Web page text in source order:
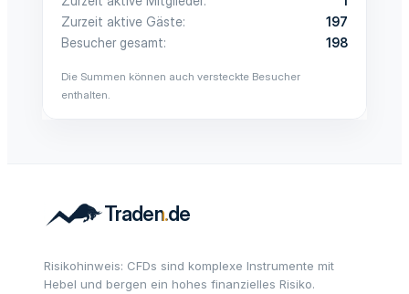
Zurzeit aktive Gäste
197
Besucher gesamt
198
Die Summen können auch versteckte Besucher
enthalten.
Risikohinweis: CFDs sind komplexe Instrumente mit
Hebel und bergen ein hohes finanzielles Risiko.